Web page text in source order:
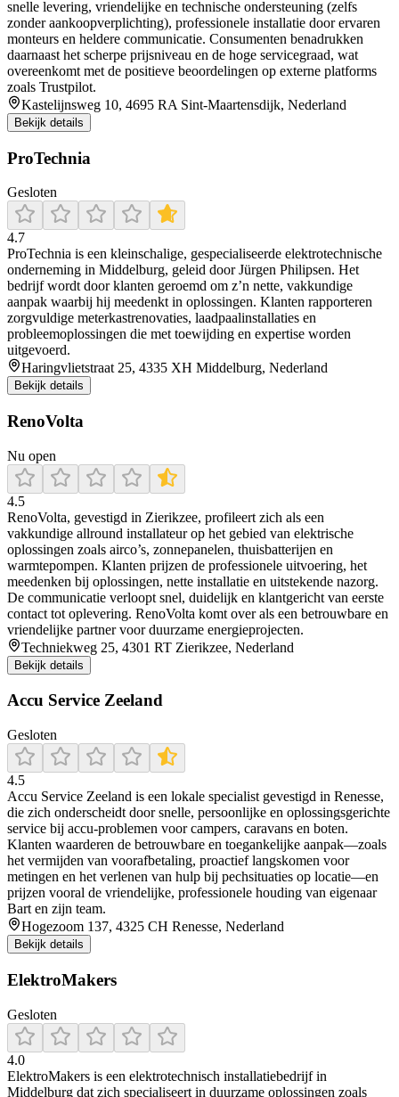
snelle levering, vriendelijke en technische ondersteuning (zelfs
zonder aankoopverplichting), professionele installatie door ervaren
monteurs en heldere communicatie. Consumenten benadrukken
daarnaast het scherpe prijsniveau en de hoge servicegraad, wat
overeenkomt met de positieve beoordelingen op externe platforms
zoals Trustpilot.
Kastelijnsweg 10, 4695 RA Sint-Maartensdijk, Nederland
Bekijk details
ProTechnia
Gesloten
4.7
ProTechnia is een kleinschalige, gespecialiseerde elektrotechnische
onderneming in Middelburg, geleid door Jürgen Philipsen. Het
bedrijf wordt door klanten geroemd om z’n nette, vakkundige
aanpak waarbij hij meedenkt in oplossingen. Klanten rapporteren
zorgvuldige meterkastrenovaties, laadpaalinstallaties en
probleemoplossingen die met toewijding en expertise worden
uitgevoerd.
Haringvlietstraat 25, 4335 XH Middelburg, Nederland
Bekijk details
RenoVolta
Nu open
4.5
RenoVolta, gevestigd in Zierikzee, profileert zich als een
vakkundige allround installateur op het gebied van elektrische
oplossingen zoals airco’s, zonnepanelen, thuisbatterijen en
warmtepompen. Klanten prijzen de professionele uitvoering, het
meedenken bij oplossingen, nette installatie en uitstekende nazorg.
De communicatie verloopt snel, duidelijk en klantgericht van eerste
contact tot oplevering. RenoVolta komt over als een betrouwbare en
vriendelijke partner voor duurzame energieprojecten.
Techniekweg 25, 4301 RT Zierikzee, Nederland
Bekijk details
Accu Service Zeeland
Gesloten
4.5
Accu Service Zeeland is een lokale specialist gevestigd in Renesse,
die zich onderscheidt door snelle, persoonlijke en oplossingsgerichte
service bij accu‑problemen voor campers, caravans en boten.
Klanten waarderen de betrouwbare en toegankelijke aanpak—zoals
het vermijden van voorafbetaling, proactief langskomen voor
metingen en het verlenen van hulp bij pechsituaties op locatie—en
prijzen vooral de vriendelijke, professionele houding van eigenaar
Bart en zijn team.
Hogezoom 137, 4325 CH Renesse, Nederland
Bekijk details
ElektroMakers
Gesloten
4.0
ElektroMakers is een elektrotechnisch installatiebedrijf in
Middelburg dat zich specialiseert in duurzame oplossingen zoals